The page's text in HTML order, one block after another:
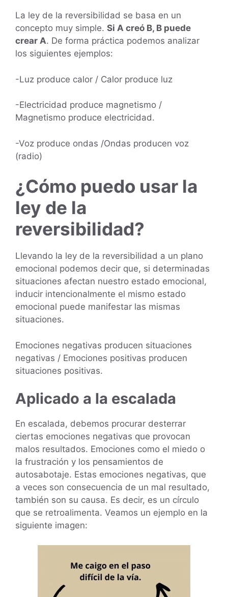
La ley de la reversibilidad se basa en un
concepto muy simple. Si A creó B, B puede
crear A. De forma práctica podemos analizar
los siguientes ejemplos:
-Luz produce calor / Calor produce luz
-Electricidad produce magnetismo /
Magnetismo produce electricidad.
-Voz produce ondas /Ondas producen voz
(radio)
¿Cómo puedo usar la
ley de la
reversibilidad?
Llevando la ley de la reversibilidad a un plano
emocional podemos decir que, si determinadas
situaciones afectan nuestro estado emocional,
inducir intencionalmente el mismo estado
emocional puede manifestar las mismas
situaciones.
Emociones negativas producen situaciones
negativas / Emociones positivas producen
situaciones positivas.
Aplicado a la escalada
En escalada, debemos procurar desterrar
ciertas emociones negativas que provocan
malos resultados. Emociones como el miedo o
la frustración y los pensamientos de
autosabotaje. Estas emociones negativas, que
a veces son consecuencia de un mal resultado,
también son su causa. Es decir, es un círculo
que se retroalimenta. Veamos un ejemplo en la
siguiente imagen: